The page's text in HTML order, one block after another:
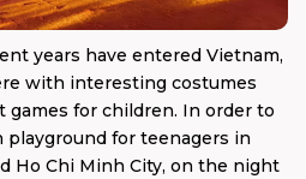
years have entered Vietnam,
with interesting costumes
for children. In order to
playground for teenagers in
Ho Chi Minh City, on the night